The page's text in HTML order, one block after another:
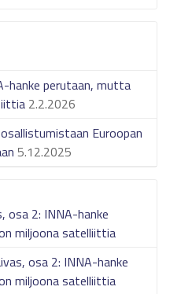
hanke perutaan, mutta
2.2.2026
Euroopan
5.12.2025
osa 2: INNA-hanke
miljoona satelliittia
osa 2: INNA-hanke
miljoona satelliittia